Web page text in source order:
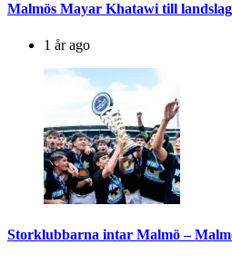
Malmös Mayar Khatawi till
1 år ago
Storklubbarna intar Malmö –